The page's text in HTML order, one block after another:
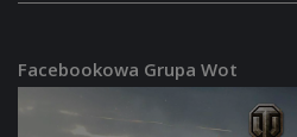
Facebookowa Grupa Wot